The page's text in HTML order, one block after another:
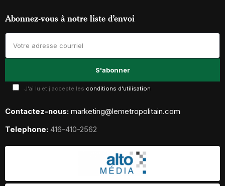
Abonnez-vous à notre liste d’envoi
J'ai lu et j'accepte les conditions d'utilisation
Contactez-nous: marketing@lemetropolitain.com
Telephone: 416-410-2562